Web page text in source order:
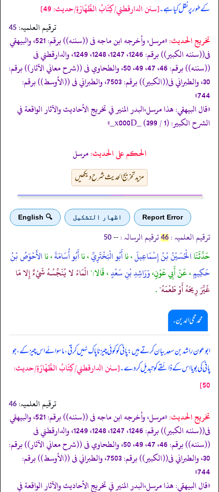
کے طور پر نقل کیا ہے۔[سنن الدارقطني/كِتَابُ الطَّهَارَةِ/حدیث: 49]
ترقیم العلمیہ: 45
تخریج الحدیث:
«مرسل، وأخرجه ابن ماجه فى ((سننه)) برقم: 521، والبيهقي
فى((سننه الكبير)) برقم: 1246، 1247، 1248، 1249، والدارقطني فى
((سننه)) برقم: 46، 47، 49، 50، والطحاوي فى ((شرح معاني الآثار)) برقم:
30، والطبراني فى((الكبير)) برقم: 7503، والطبراني فى ((الأوسط)) برقم:
744»
«قال البيهقي: هذا مرسل،البدر المنير في تخريج الأحاديث والآثار الواقعة في
الشرح الكبير: (1 / 399) _x000D_»
الحكم على الحديث:مرسل
مزید تخریج الحدیث شرح دیکھیں
Report Error اظهار التشكيل 🔍 English
ترقیم العلمیہ : 46 ترقیم الرسالہ : --
50
حَدَّثَنَاالْحُسَيْنُ بْنُ إِسْمَاعِيلَ، ناأَبُو الْبَخْتَرِيِّ، ناأَبُو أُسَامَةَ، ناالأَحْوَصُ بْنُ
حَكِيمٍ، عَنْ أَبِي عَوْنٍ،وَرَاشِدِ بْنِ سَعْدٍ، قَالا:"الْمَاءُ لا يُنَجِّسُهُ شَيْءٌ إِلا مَا
غَيَّرَ رِيحَهُ أَوْ طَعْمَهُ".
محمد محی الدین .
ابوعون راشد بن سعد بیان کرتے ہیں: پانی کو کوئی چیز ناپاک نہیں کرتی، ماسوائے اس چیز کے، جو
پانی کی بو یا اس کے ذائقے کو تبدیل کر دے۔[سنن الدارقطني/كِتَابُ الطَّهَارَةِ/حدیث:
50]
ترقیم العلمیہ: 46
تخریج الحدیث:
«مرسل، وأخرجه ابن ماجه فى ((سننه)) برقم: 521، والبيهقي
فى((سننه الكبير)) برقم: 1246، 1247، 1248، 1249، والدارقطني فى
((سننه)) برقم: 46، 47، 49، 50، والطحاوي فى ((شرح معاني الآثار)) برقم:
30، والطبراني فى((الكبير)) برقم: 7503، والطبراني فى ((الأوسط)) برقم:
744»
«قال البيهقي: هذا مرسل،البدر المنير في تخريج الأحاديث والآثار الواقعة في